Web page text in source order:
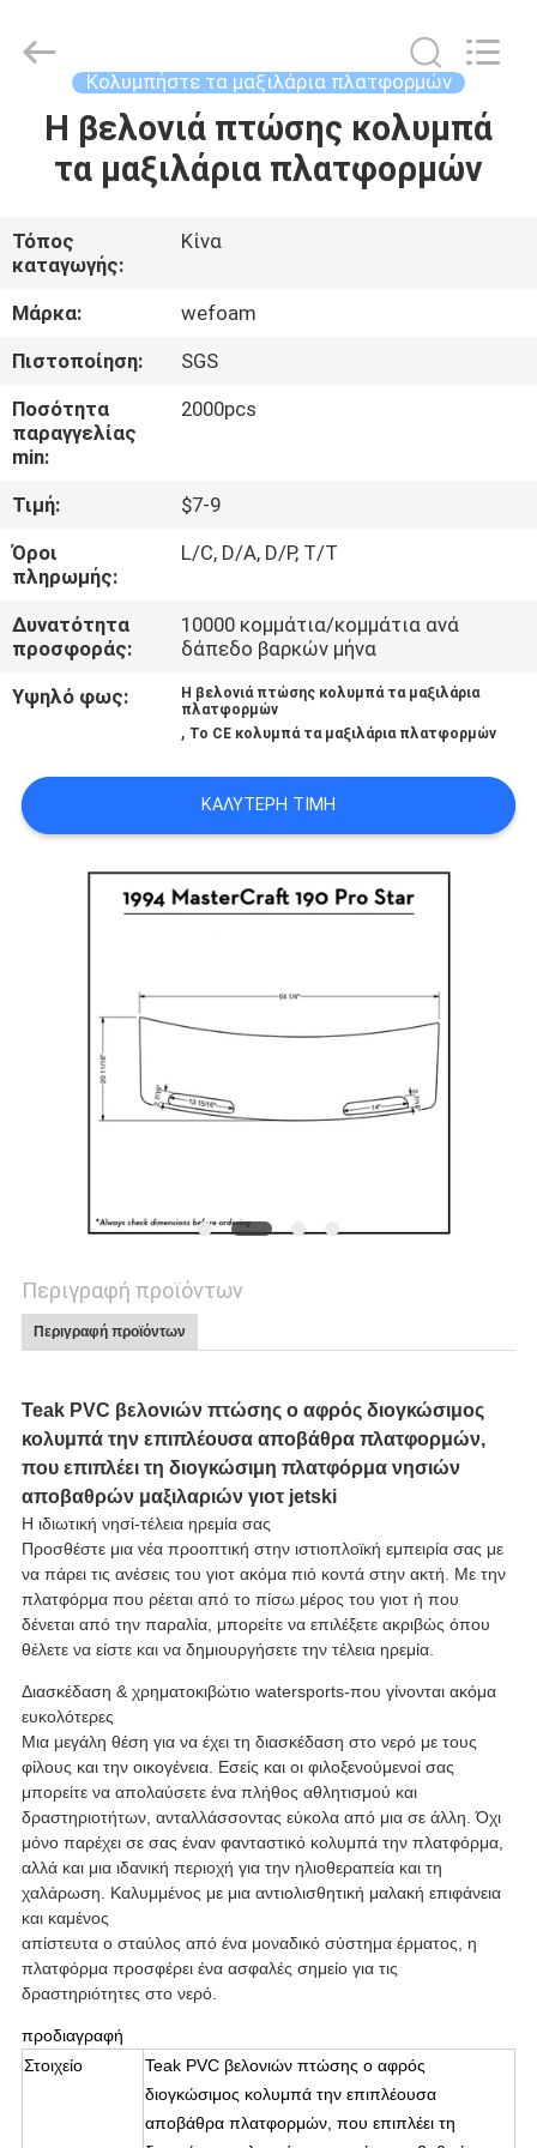
ΣΠΊΤΙ
ΒΊΝΤΕΟ
ΠΕΡΊΠΟΥ
ΕΜΕΊΣ
ΓΎΡΟΣ
ΕΡΓΟΣΤΑΣΊΩΝ
ΠΟΙΟΤΙΚΌΣ
ΈΛΕΓΧΟΣ
ΜΑΣ
ΣΕ
ΕΠΑΦΉ
ΖΗΤΉΣΤΕ
ΑΠΌΣΠΑΣΜΑ
POLICY
Rights
Κολυμπήστε τα μαξιλάρια πλατφορμών
Η βελονιά πτώσης κολυμπά
τα μαξιλάρια πλατφορμών
Τόπος
καταγωγής:
Κίνα
Μάρκα:
wefoam
Πιστοποίηση:
SGS
Ποσότητα
παραγγελίας
min:
2000pcs
Τιμή:
$7-9
Όροι
πληρωμής:
L/C, D/A, D/P, T/T
Δυνατότητα
προσφοράς:
10000 κομμάτια/κομμάτια ανά
δάπεδο βαρκών μήνα
Υψηλό φως:
Η βελονιά πτώσης κολυμπά τα μαξιλάρια
πλατφορμών
, Το CE κολυμπά τα μαξιλάρια πλατφορμών
ΚΑΛΎΤΕΡΗ ΤΙΜΉ
Περιγραφή προϊόντων
Περιγραφή προϊόντων
Teak PVC βελονιών πτώσης ο αφρός διογκώσιμος
κολυμπά την επιπλέουσα αποβάθρα πλατφορμών,
που επιπλέει τη διογκώσιμη πλατφόρμα νησιών
αποβαθρών μαξιλαριών γιοτ jetski
Η ιδιωτική νησί-τέλεια ηρεμία σας
Προσθέστε μια νέα προοπτική στην ιστιοπλοϊκή εμπειρία σας με
να πάρει τις ανέσεις του γιοτ ακόμα πιό κοντά στην ακτή. Με την
πλατφόρμα που ρέεται από το πίσω μέρος του γιοτ ή που
δένεται από την παραλία, μπορείτε να επιλέξετε ακριβώς όπου
θέλετε να είστε και να δημιουργήσετε την τέλεια ηρεμία.
Διασκέδαση & χρηματοκιβώτιο watersports-που γίνονται ακόμα
ευκολότερες
Μια μεγάλη θέση για να έχει τη διασκέδαση στο νερό με τους
φίλους και την οικογένεια. Εσείς και οι φιλοξενούμενοί σας
μπορείτε να απολαύσετε ένα πλήθος αθλητισμού και
δραστηριοτήτων, ανταλλάσσοντας εύκολα από μια σε άλλη. Όχι
μόνο παρέχει σε σας έναν φανταστικό κολυμπά την πλατφόρμα,
αλλά και μια ιδανική περιοχή για την ηλιοθεραπεία και τη
χαλάρωση. Καλυμμένος με μια αντιολισθητική μαλακή επιφάνεια
και καμένος
απίστευτα ο σταύλος από ένα μοναδικό σύστημα έρματος, η
πλατφόρμα προσφέρει ένα ασφαλές σημείο για τις
δραστηριότητες στο νερό.
προδιαγραφή
Στοιχείο
Teak PVC βελονιών πτώσης ο αφρός
διογκώσιμος κολυμπά την επιπλέουσα
αποβάθρα πλατφορμών, που επιπλέει τη